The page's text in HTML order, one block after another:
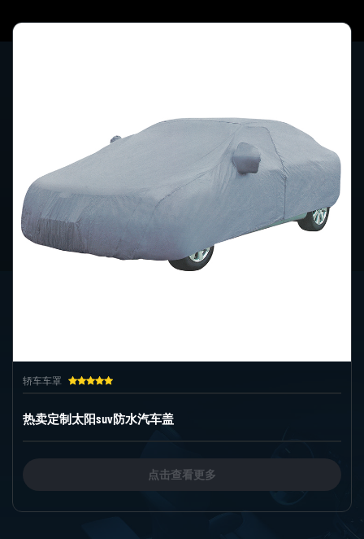
轿车车罩
热卖定制太阳suv防水汽车盖
点击查看更多